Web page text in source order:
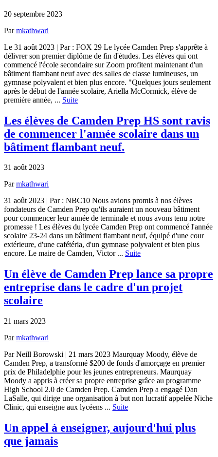
20 septembre 2023
Parmkathwari
Le 31 août 2023 | Par : FOX 29 Le lycée Camden Prep s'apprête à
délivrer son premier diplôme de fin d'études. Les élèves qui ont
commencé l'école secondaire sur Zoom profitent maintenant d'un
bâtiment flambant neuf avec des salles de classe lumineuses, un
gymnase polyvalent et bien plus encore. "Quelques jours seulement
après le début de l'année scolaire, Ariella McCormick, élève de
première année, ... Suite
Les élèves de Camden Prep HS sont ravis
de commencer l'année scolaire dans un
bâtiment flambant neuf.
31 août 2023
Parmkathwari
31 août 2023 | Par : NBC10 Nous avions promis à nos élèves
fondateurs de Camden Prep qu'ils auraient un nouveau bâtiment
pour commencer leur année de terminale et nous avons tenu notre
promesse ! Les élèves du lycée Camden Prep ont commencé l'année
scolaire 23-24 dans un bâtiment flambant neuf, équipé d'une cour
extérieure, d'une cafétéria, d'un gymnase polyvalent et bien plus
encore. Le maire de Camden, Victor ... Suite
Un élève de Camden Prep lance sa propre
entreprise dans le cadre d'un projet
scolaire
21 mars 2023
Parmkathwari
Par Neill Borowski | 21 mars 2023 Maurquay Moody, élève de
Camden Prep, a transformé $200 de fonds d'amorçage en premier
prix de Philadelphie pour les jeunes entrepreneurs. Maurquay
Moody a appris à créer sa propre entreprise grâce au programme
High School 2.0 de Camden Prep. Camden Prep a engagé Dan
LaSalle, qui dirige une organisation à but non lucratif appelée Niche
Clinic, qui enseigne aux lycéens ... Suite
Un appel à enseigner, aujourd'hui plus
que jamais